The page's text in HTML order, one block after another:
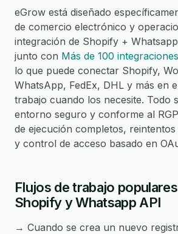
eGrow está diseñado
de comercio electrónico y
integración de Shopify +
junto con Más de 100
lo que puede conectar Shopify,
WhatsApp, FedEx, DHL y más en
trabajo cuando los necesite. Todo
entorno seguro y conforme al
de ejecución completos,
y control de acceso basado en
Flujos de trabajo
Shopify y Whatsapp API
→ Cuando se crea un nuevo